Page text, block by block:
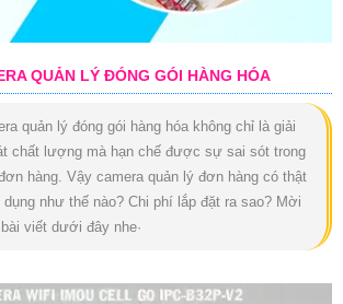
QUẢN LÝ ĐÓNG GÓI HÀNG HÓA
quản lý đóng gói hàng hóa không chỉ là giải
chất lượng mà hạn chế được sự sai sót trong
hàng. Vậy camera quản lý đơn hàng có thật
như thế nào? Chi phí lắp đặt ra sao? Mời
viết dưới đây nhe·